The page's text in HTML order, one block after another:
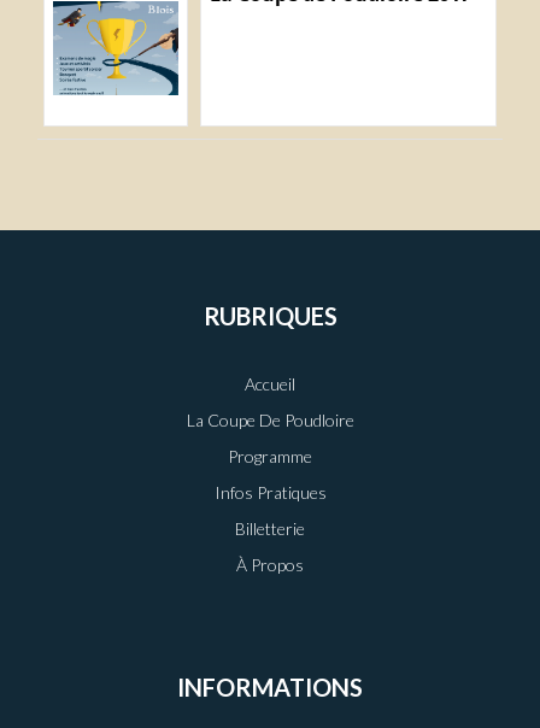
RUBRIQUES
Accueil
La Coupe De Poudloire
Programme
Infos Pratiques
Billetterie
À Propos
INFORMATIONS